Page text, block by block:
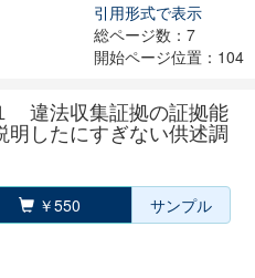
引用形式で表示
総ページ数：7
開始ページ位置：104
違法収集証拠の証拠能
したにすぎない供述調
￥550 サンプル